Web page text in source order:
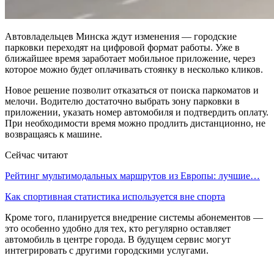
Автовладельцев Минска ждут изменения — городские
парковки переходят на цифровой формат работы. Уже в
ближайшее время заработает мобильное приложение, через
которое можно будет оплачивать стоянку в несколько кликов.
Новое решение позволит отказаться от поиска паркоматов и
мелочи. Водителю достаточно выбрать зону парковки в
приложении, указать номер автомобиля и подтвердить оплату.
При необходимости время можно продлить дистанционно, не
возвращаясь к машине.
Сейчас читают
Рейтинг мультимодальных маршрутов из Европы: лучшие…
Как спортивная статистика используется вне спорта
Кроме того, планируется внедрение системы абонементов —
это особенно удобно для тех, кто регулярно оставляет
автомобиль в центре города. В будущем сервис могут
интегрировать с другими городскими услугами.